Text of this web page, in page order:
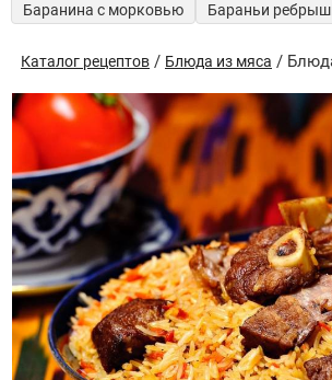
Баранина с морковью
Бараньи
Каталог рецептов / Блюда из мяса /